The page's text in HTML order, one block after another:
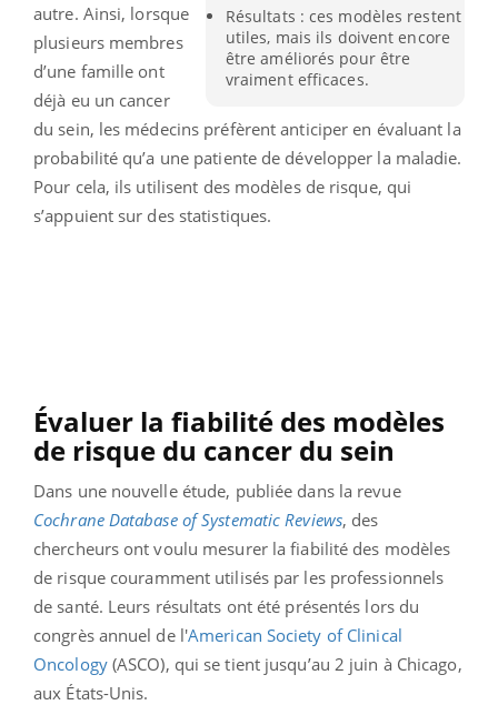
Résultats : ces modèles restent
utiles, mais ils doivent encore
être améliorés pour être
vraiment efficaces.
autre. Ainsi, lorsque
plusieurs membres
d’une famille ont
déjà eu un cancer
du sein, les médecins préfèrent anticiper en évaluant la
probabilité qu’a une patiente de développer la maladie.
Pour cela, ils utilisent des modèles de risque, qui
s’appuient sur des statistiques.
Évaluer la fiabilité des modèles
de risque du cancer du sein
Dans une nouvelle étude, publiée dans la revue
Cochrane Database of Systematic Reviews, des
chercheurs ont voulu mesurer la fiabilité des modèles
de risque couramment utilisés par les professionnels
de santé. Leurs résultats ont été présentés lors du
congrès annuel de l'American Society of Clinical
Oncology(ASCO), qui se tient jusqu’au 2 juin à Chicago,
aux États-Unis.